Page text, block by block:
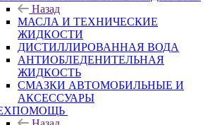
Назад
МАСЛА И ТЕХНИЧЕСКИЕ
ЖИДКОСТИ
ДИСТИЛЛИРОВАННАЯ ВОДА
АНТИОБЛЕДЕНИТЕЛЬНАЯ
ЖИДКОСТЬ
СМАЗКИ АВТОМОБИЛЬНЫЕ И
АКСЕССУАРЫ